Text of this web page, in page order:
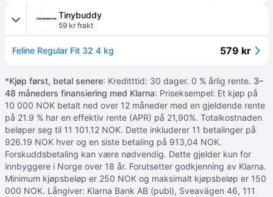
Tinybuddy
59 kr frakt
Feline Regular Fit 32 4 kg 579 kr
*Kjøp først, betal senere: Kreditttid: 30 dager. 0 % årlig rente. 3–
48 måneders finansiering med Klarna: Priseksempel: Et kjøp på
10 000 NOK betalt ned over 12 måneder med en gjeldende rente
på 21.9 % har en effektiv rente (APR) på 21,90%. Totalkostnaden
beløper seg til 11 101.12 NOK. Dette inkluderer 11 betalinger på
926.19 NOK hver og en siste betaling på 913,04 NOK.
Forskuddsbetaling kan være nødvendig. Dette gjelder kun for
innbyggere i Norge over 18 år. Forutsetter godkjenning av Klarna.
Minimum kjøpsbeløp er 250 NOK og maksimalt kjøpsbeløp er 150
000 NOK. Långiver: Klarna Bank AB (publ), Sveavägen 46, 111